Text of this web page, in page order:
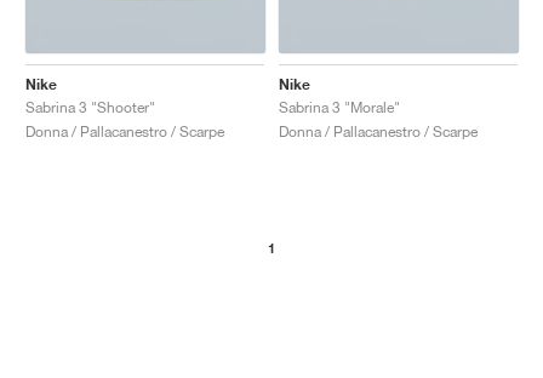
Nike
Sabrina 3 "Shooter"
Donna / Pallacanestro / Scarpe
Nike
Sabrina 3 "Morale"
Donna / Pallacanestro / Scarpe
1